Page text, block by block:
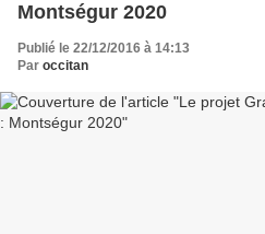
Montségur 2020
Publié le 22/12/2016 à 14:13
Par occitan